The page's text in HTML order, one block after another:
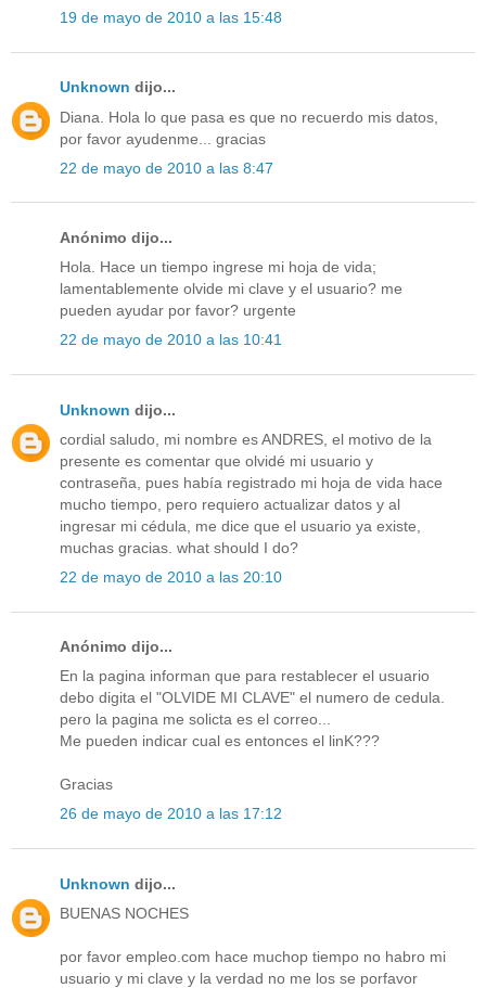
19 de mayo de 2010 a las 15:48
Unknown dijo...
Diana. Hola lo que pasa es que no recuerdo mis datos,
por favor ayudenme... gracias
22 de mayo de 2010 a las 8:47
Anónimo dijo...
Hola. Hace un tiempo ingrese mi hoja de vida;
lamentablemente olvide mi clave y el usuario? me
pueden ayudar por favor? urgente
22 de mayo de 2010 a las 10:41
Unknown dijo...
cordial saludo, mi nombre es ANDRES, el motivo de la
presente es comentar que olvidé mi usuario y
contraseña, pues había registrado mi hoja de vida hace
mucho tiempo, pero requiero actualizar datos y al
ingresar mi cédula, me dice que el usuario ya existe,
muchas gracias. what should I do?
22 de mayo de 2010 a las 20:10
Anónimo dijo...
En la pagina informan que para restablecer el usuario
debo digita el "OLVIDE MI CLAVE" el numero de cedula.
pero la pagina me solicta es el correo...
Me pueden indicar cual es entonces el linK???
Gracias
26 de mayo de 2010 a las 17:12
Unknown dijo...
BUENAS NOCHES
por favor empleo.com hace muchop tiempo no habro mi
usuario y mi clave y la verdad no me los se porfavor